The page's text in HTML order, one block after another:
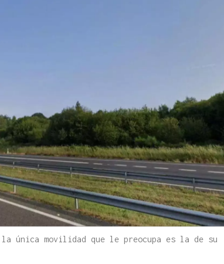
la única movilidad que le preocupa es la de su